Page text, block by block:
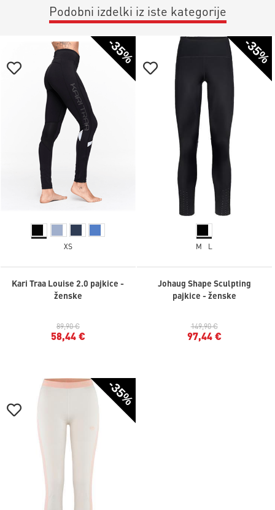
Podobni izdelki iz iste kategorije
-35%
XS
Kari Traa Louise 2.0 pajkice -
ženske
89,90 €
58,44 €
-35%
M L
Johaug Shape Sculpting
pajkice - ženske
149,90 €
97,44 €
-35%